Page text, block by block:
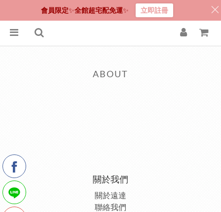
ABOUT
關於我們
關於遠達
聯絡我們
會員限定✨全館超宅配免運✨ 立即註冊